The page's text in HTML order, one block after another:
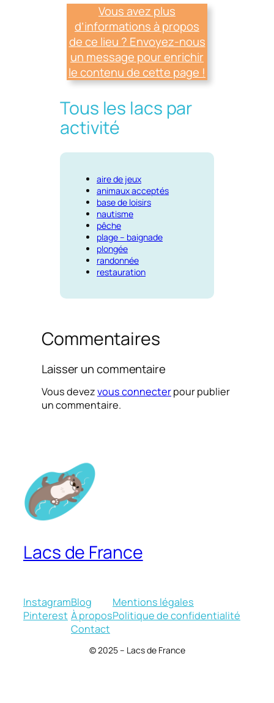
Vous avez plus
d’informations à propos
de ce lieu ? Envoyez-nous
un message pour enrichir
le contenu de cette page !
Tous les lacs par
activité
aire de jeux
animaux acceptés
base de loisirs
nautisme
pêche
plage – baignade
plongée
randonnée
restauration
Commentaires
Laisser un commentaire
Vous devezvous connecterpour publier
un commentaire.
Lacs de France
Instagram
Pinterest
Blog
À propos
Contact
Mentions légales
Politique de confidentialité
© 2025 – Lacs de France